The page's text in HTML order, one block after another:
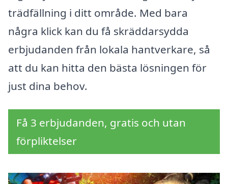
trädfällning i ditt område. Med bara
några klick kan du få skräddarsydda
erbjudanden från lokala hantverkare, så
att du kan hitta den bästa lösningen för
just dina behov.
Få 3 erbjudanden, gratis och utan
förpliktelser